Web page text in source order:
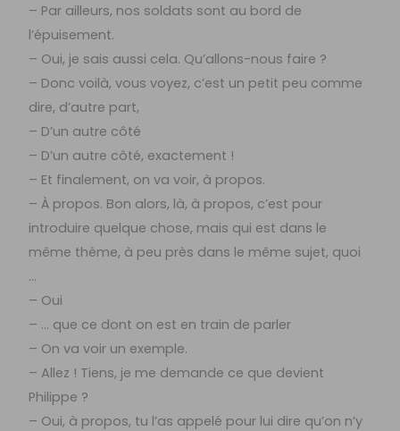
– Par ailleurs, nos soldats sont au bord de
l’épuisement.
– Oui, je sais aussi cela. Qu’allons-nous faire ?
– Donc voilà, vous voyez, c’est un petit peu comme
dire, d’autre part,
– D’un autre côté
– D’un autre côté, exactement !
– Et finalement, on va voir, à propos.
– À propos. Bon alors, là, à propos, c’est pour
introduire quelque chose, mais qui est dans le
même thème, à peu près dans le même sujet, quoi
…
– Oui
– … que ce dont on est en train de parler
– On va voir un exemple.
– Allez ! Tiens, je me demande ce que devient
Philippe ?
– Oui, à propos, tu l’as appelé pour lui dire qu’on n’y